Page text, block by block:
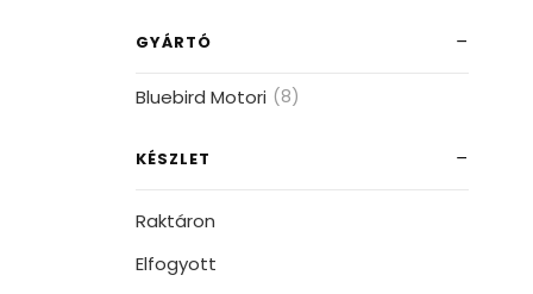
GYÁRTÓ
Bluebird Motori (8)
KÉSZLET
Raktáron
Elfogyott